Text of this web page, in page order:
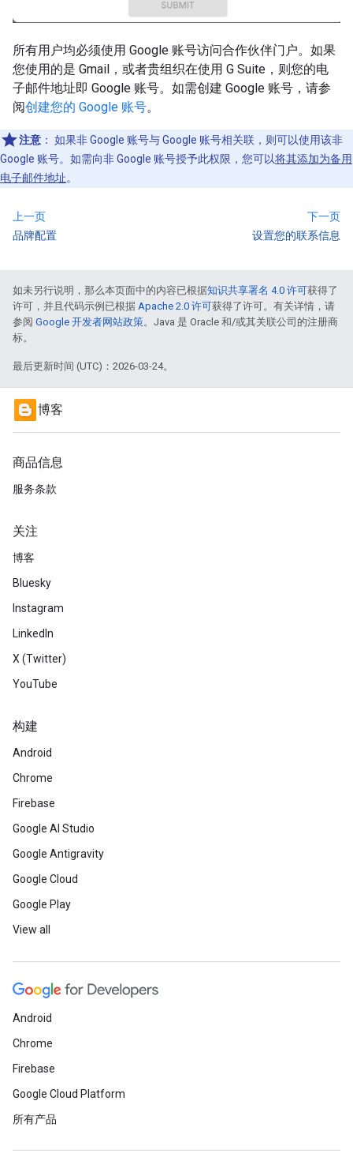
所有用户均必须使用 Google 账号访问合作伙伴门户。如果
您使用的是 Gmail，或者贵组织在使用 G Suite，则您的电
子邮件地址即 Google 账号。如需创建 Google 账号，请参
阅创建您的 Google 账号。
注意 ： 如果非 Google 账号与 Google 账号相关联，则可以使用该非
Google 账号。如需向非 Google 账号授予此权限，您可以将其添加为备用
电子邮件地址。
上一页
品牌配置
下一页
设置您的联系信息
如未另行说明，那么本页面中的内容已根据知识共享署名 4.0 许可获得了
许可，并且代码示例已根据 Apache 2.0 许可获得了许可。有关详情，请
参阅 Google 开发者网站政策。Java 是 Oracle 和/或其关联公司的注册商
标。
最后更新时间 (UTC)：2026-03-24。
博客
商品信息
服务条款
关注
博客
Bluesky
Instagram
LinkedIn
X (Twitter)
YouTube
构建
Android
Chrome
Firebase
Google AI Studio
Google Antigravity
Google Cloud
Google Play
View all
Android
Chrome
Firebase
Google Cloud Platform
所有产品